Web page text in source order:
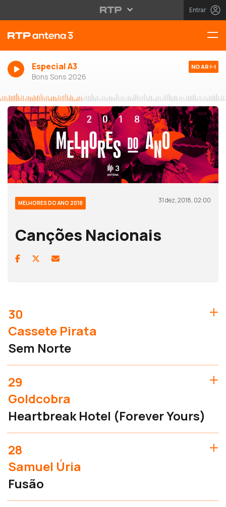
Entrar
Especial A3
Bons Sons 2026
NO AR
MELHORES DO ANO 2018 31 dez, 2018, 02:00
Canções Nacionais
30
Cassete Pirata
Sem Norte
29
Goldcobra
Heartbreak Hotel (Forever Yours)
28
Samuel Úria
Fusão